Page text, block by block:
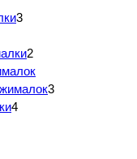
3
2
3
4